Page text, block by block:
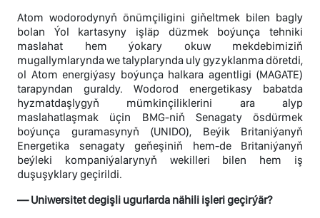
Atom wodorodynyň önümçiligini giňeltmek bilen bagly
bolan Ýol kartasyny işläp düzmek boýunça tehniki
maslahat hem ýokary okuw mekdebimiziň
mugallymlarynda we talyplarynda uly gyzyklanma döretdi,
ol Atom energiýasy boýunça halkara agentligi (MAGATE)
tarapyndan guraldy. Wodorod energetikasy babatda
hyzmatdaşlygyň mümkinçiliklerini ara alyp
maslahatlaşmak üçin BMG-niň Senagaty ösdürmek
boýunça guramasynyň (UNIDO), Beýik Britaniýanyň
Energetika senagaty geňeşiniň hem-de Britaniýanyň
beýleki kompaniýalarynyň wekilleri bilen hem iş
duşuşyklary geçirildi.
— Uniwersitet degişli ugurlarda nähili işleri geçirýär?